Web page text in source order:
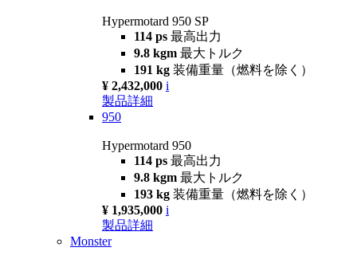
Hypermotard 950 SP
114 ps 最高出力
9.8 kgm 最大トルク
191 kg 装備重量（燃料を除く）
¥ 2,432,000 i
製品詳細
950
Hypermotard 950
114 ps 最高出力
9.8 kgm 最大トルク
193 kg 装備重量（燃料を除く）
¥ 1,935,000 i
製品詳細
Monster